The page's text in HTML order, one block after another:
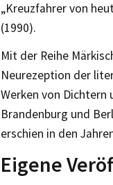
„Kreuzfahrer von
(1990).
Mit der Reihe
Neurezeption der
Werken von Dichtern
Brandenburg und
erschien in den
Eigene